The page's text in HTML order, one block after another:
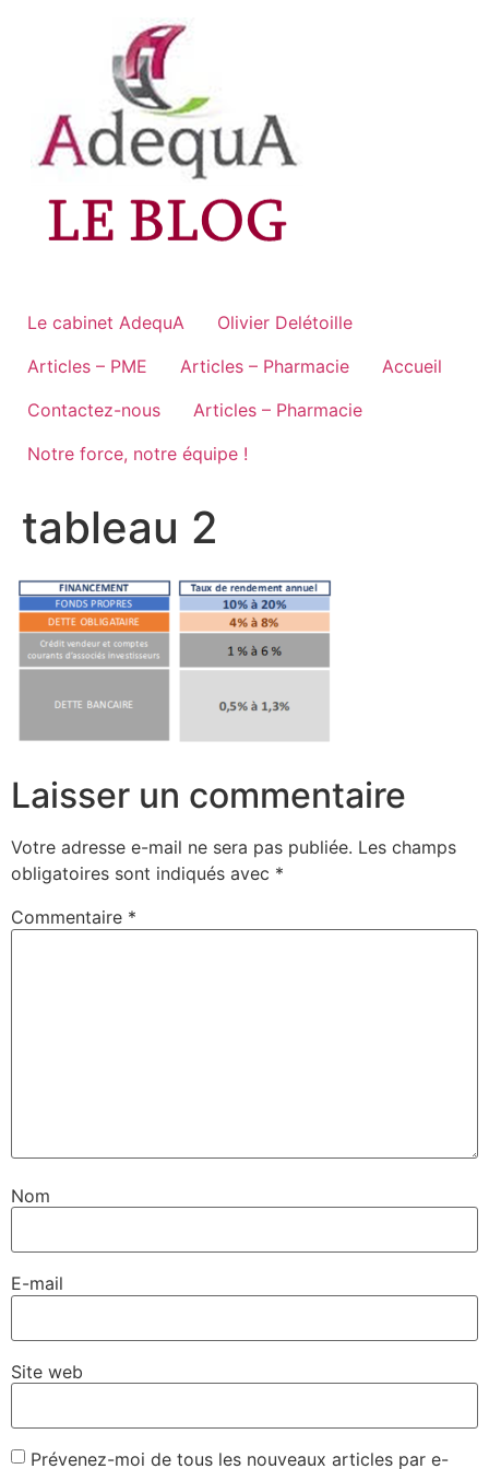
Le cabinet AdequA
Olivier Delétoille
Articles – PME
Articles – Pharmacie
Accueil
Contactez-nous
Articles – Pharmacie
Notre force, notre équipe !
tableau 2
Laisser un commentaire
Votre adresse e-mail ne sera pas publiée. Les champs
obligatoires sont indiqués avec *
Commentaire *
Nom
E-mail
Site web
Prévenez-moi de tous les nouveaux articles par e-